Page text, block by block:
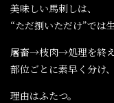
美味しい馬刺しは、
“ただ捌いただけ”では
屠畜→枝肉→処理を終え
部位ごとに素早く分け
理由はふたつ。